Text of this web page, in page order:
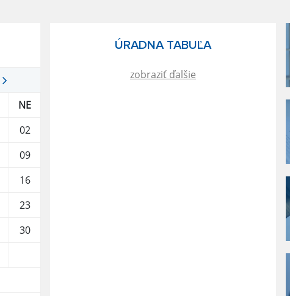
NE
02
09
16
23
30
ÚRADNA TABUĽA
zobraziť ďalšie